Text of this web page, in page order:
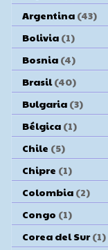
Argentina (43)
Bolivia (1)
Bosnia (4)
Brasil (40)
Bulgaria (3)
Bélgica (1)
Chile (5)
Chipre (1)
Colombia (2)
Congo (1)
Corea del Sur (1)